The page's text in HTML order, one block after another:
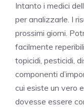
Intanto i medici dell
per analizzarle. I
prossimi giorni.
facilmente
topicidi, pesticidi,
componenti
cui esiste un vero
dovesse essere